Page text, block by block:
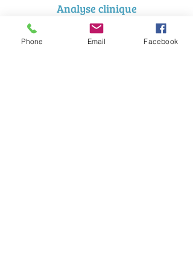
Analyse clinique
Voir plus >>
Phone Email Facebook